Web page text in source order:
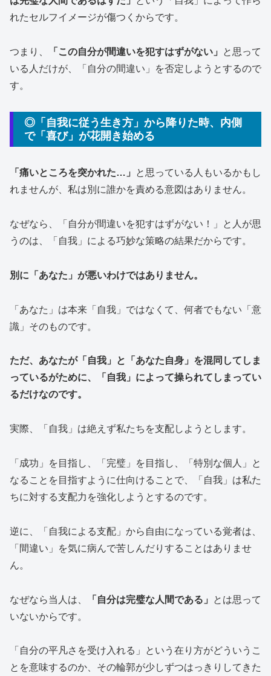
れたセルフイメージが傷つくからです。
つまり、 「この自分が間違いを犯すはずがない」
と思って
いる人だけが、「自分の間違い」を否定しようとするので
す。
◎「自我に従う生き方」から降りた時、内側
で「喜び」が花開き始める
「痛いところを突かれた…」
と思っている人もいるかもし
れませんが、私は別に誰かを責める意図はありません。
なぜなら、「自分が間違いを犯すはずがない！」と人が思
うのは、「自我」による巧妙な策略の結果だからです。
別に「あなた」が悪いわけではありません。
「あなた」は本来「自我」ではなくて、何者でもない「意
識」そのものです。
ただ、あなたが「自我」と「あなた自身」を混同してしま
っているがために、「自我」によって操られてしまってい
るだけなのです。
実際、「自我」は絶えず私たちを支配しようとします。
「成功」を目指し、「完璧」を目指し、「特別な個人」と
なることを目指すように仕向けることで、「自我」は私た
ちに対する支配力を強化しようとするのです。
逆に、「自我による支配」から自由になっている覚者は、
「間違い」を気に病んで苦しんだりすることはありませ
ん。
なぜなら当人は、 「自分は完璧な人間である」
とは思って
いないからです。
「自分の平凡さを受け入れる」という在り方がどういうこ
とを意味するのか、その輪郭が少しずつはっきりしてきた